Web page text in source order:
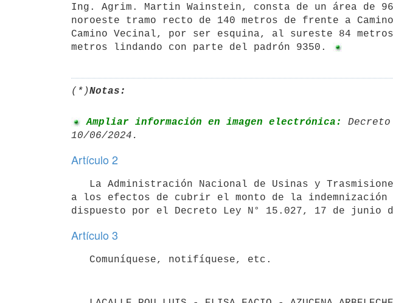
Ing. Agrim. Martin Wainstein, consta de un área de
noroeste tramo recto de 140 metros de frente a
Camino Vecinal, por ser esquina, al sureste 84
metros lindando con parte del padrón 9350.
(*)Notas:
Ampliar información en imagen electrónica: Decreto
Artículo 2
a los efectos de cubrir el monto de la
Artículo 3
   Comuníquese, notifíquese, etc.